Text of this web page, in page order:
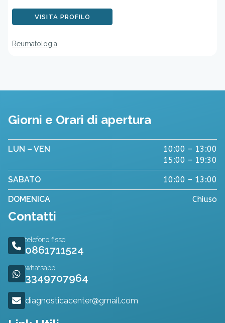
VISITA PROFILO
Reumatologia
Giorni e Orari di apertura
LUN – VEN
10:00 – 13:00
15:00 – 19:30
SABATO 10:00 – 13:00
DOMENICA Chiuso
Contatti
telefono fisso
0861711524
whatsapp
3349707964
diagnosticacenter@gmail.com